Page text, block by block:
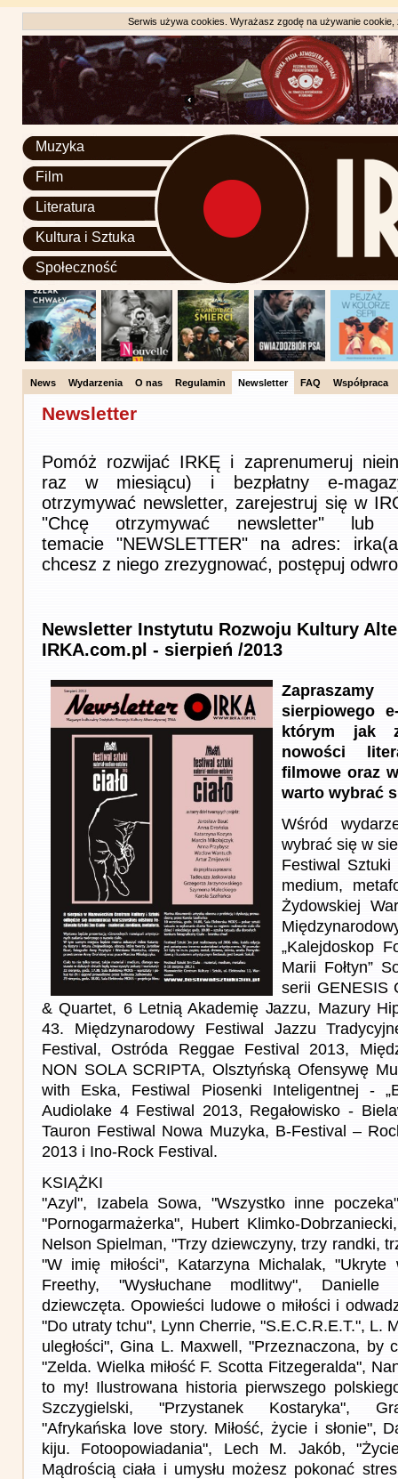
Serwis używa cookies. Wyrażasz zgodę na używanie
Muzyka
Film
Literatura
Kultura i Sztuka
Społeczność
News Wydarzenia O nas Regulamin Newsletter FAQ Współpraca
Newsletter
Pomóż rozwijać IRKĘ i zaprenumeruj
raz w miesiącu) i bezpłatny e-
otrzymywać newsletter, zarejestruj się w
"Chcę otrzymywać newsletter"
temacie "NEWSLETTER" na adres:
chcesz z niego zrezygnować, postępuj
Newsletter Instytutu Rozwoju Kultury
IRKA.com.pl - sierpień /2013
sierpiowego
którym jak
nowości
filmowe oraz
warto wybrać
Wśród
wybrać się w
Festiwal Sztuki
medium,
Żydowskiej
„Kalejdoskop
Marii Fołtyn”
serii GENESIS
& Quartet, 6 Letnią Akademię Jazzu, Mazury
43. Międzynarodowy Festiwal Jazzu
Festival, Ostróda Reggae Festival 2013,
NON SOLA SCRIPTA, Olsztyńską Ofensywę
with Eska, Festiwal Piosenki Inteligentnej -
Audiolake 4 Festiwal 2013, Regałowisko -
Tauron Festiwal Nowa Muzyka, B-Festival –
2013 i Ino-Rock Festival.
KSIĄŻKI
"Azyl", Izabela Sowa, "Wszystko inne
"Pornogarmażerka", Hubert Klimko-
Nelson Spielman, "Trzy dziewczyny, trzy randki,
"W imię miłości", Katarzyna Michalak, "Ukryte
Freethy, "Wysłuchane modlitwy", Danielle
dziewczęta. Opowieści ludowe o miłości i
"Do utraty tchu", Lynn Cherrie, "S.E.C.R.E.T.", L.
uległości", Gina L. Maxwell, "Przeznaczona, by
"Zelda. Wielka miłość F. Scotta Fitzegeralda",
to my! Ilustrowana historia pierwszego
Szczygielski, "Przystanek Kostaryka",
"Afrykańska love story. Miłość, życie i słonie",
kiju. Fotoopowiadania", Lech M. Jakób,
Mądrością ciała i umysłu możesz pokonać